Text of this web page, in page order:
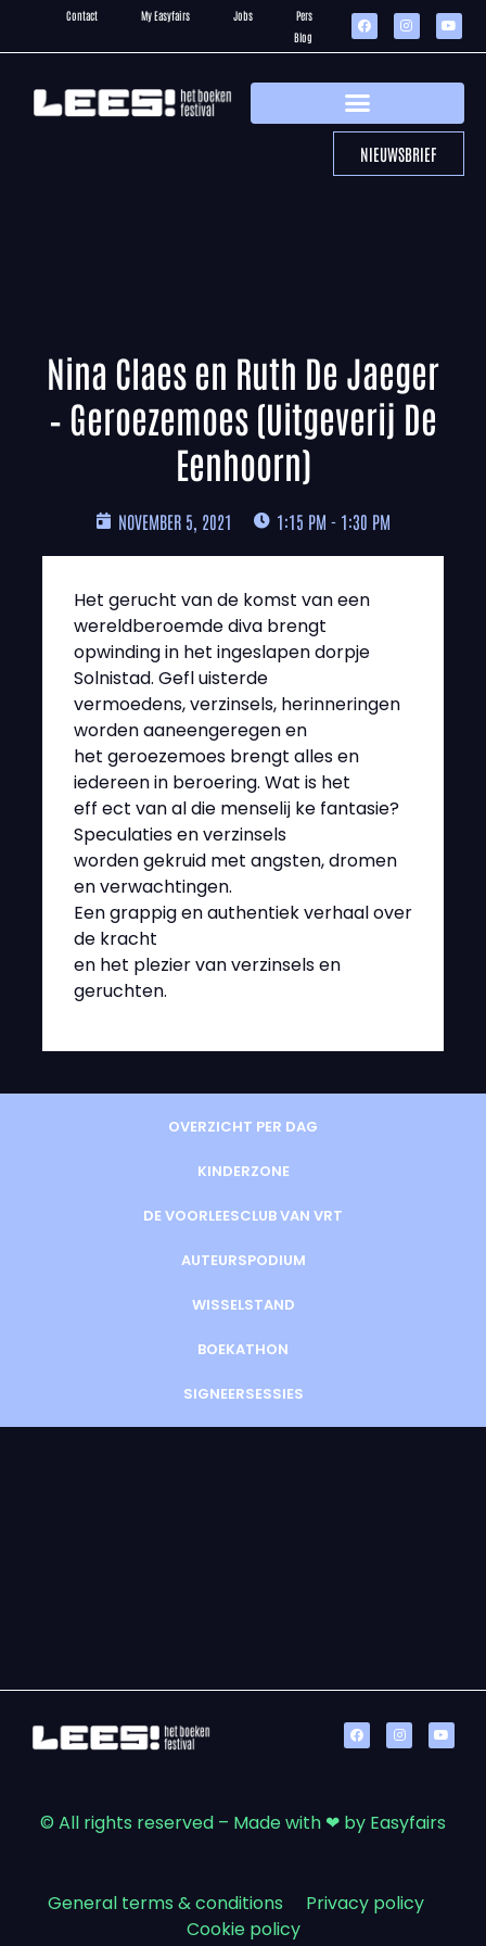
Contact My Easyfairs Jobs
Pers
Blog
NIEUWSBRIEF
OVERZICHT PER DAG
KINDERZONE
DE VOORLEESCLUB VAN VRT
AUTEURSPODIUM
WISSELSTAND
BOEKATHON
SIGNEERSESSIES
Nina Claes en Ruth De Jaeger
– Geroezemoes (Uitgeverij De
Eenhoorn)
NOVEMBER 5, 2021 1:15 PM - 1:30 PM
Het gerucht van de komst van een
wereldberoemde diva brengt
opwinding in het ingeslapen dorpje
Solnistad. Gefl uisterde
vermoedens, verzinsels, herinneringen
worden aaneengeregen en
het geroezemoes brengt alles en
iedereen in beroering. Wat is het
eff ect van al die menselĳ ke fantasie?
Speculaties en verzinsels
worden gekruid met angsten, dromen
en verwachtingen.
Een grappig en authentiek verhaal over
de kracht
en het plezier van verzinsels en
geruchten.
© All rights reserved – Made with ❤ by Easyfairs
General terms & conditions Privacy policy
Cookie policy